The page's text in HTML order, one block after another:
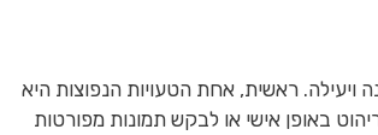
ויעילה. ראשית, אחת הטעויות הנפוצות היא
באופן אישי או לבקש תמונות מפורטות